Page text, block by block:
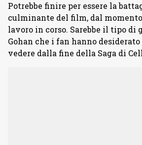
Potrebbe finire per essere la
culminante del film, dal momento
lavoro in corso. Sarebbe il tipo di
Gohan che i fan hanno
vedere dalla fine della Saga di